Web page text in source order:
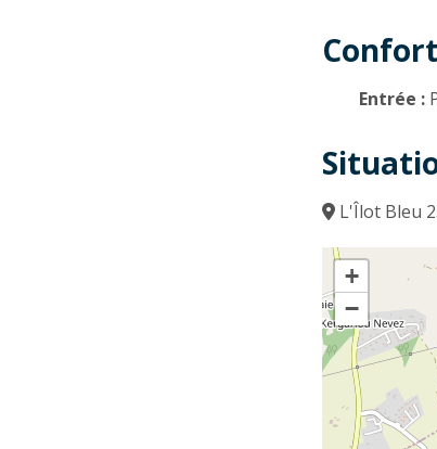
Entrée :
L'Îlot Bleu
+
−